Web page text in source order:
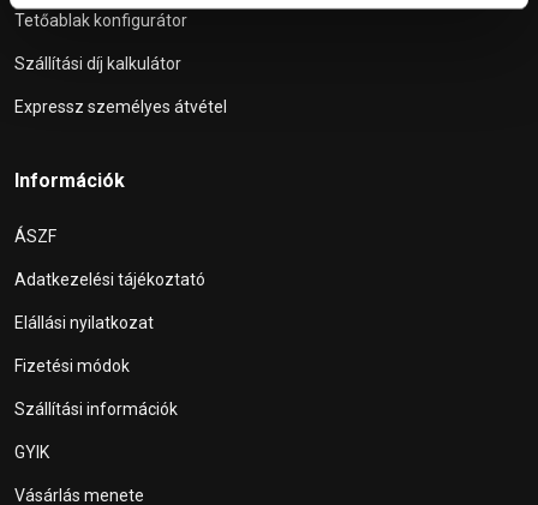
Tetőablak konfigurátor
Szállítási díj kalkulátor
Expressz személyes átvétel
Információk
ÁSZF
Adatkezelési tájékoztató
Elállási nyilatkozat
Fizetési módok
Szállítási információk
GYIK
Vásárlás menete